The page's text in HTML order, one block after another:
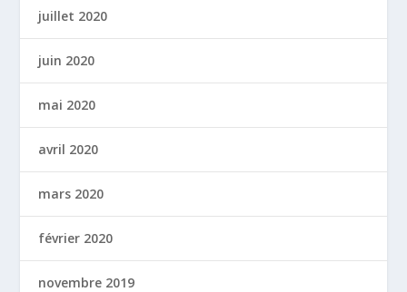
juillet 2020
juin 2020
mai 2020
avril 2020
mars 2020
février 2020
novembre 2019